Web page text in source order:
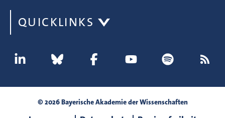
QUICKLINKS
© 2026 Bayerische Akademie der Wissenschaften